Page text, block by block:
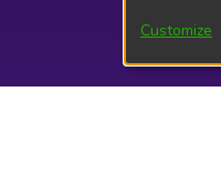
Customize